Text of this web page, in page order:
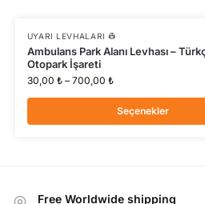
UYARI LEVHALARI 👷
Ambulans Park Alanı Levhası –
Otopark İşareti
30,00 ₺ – 700,00 ₺
Seçenekler
Free Worldwide shipping